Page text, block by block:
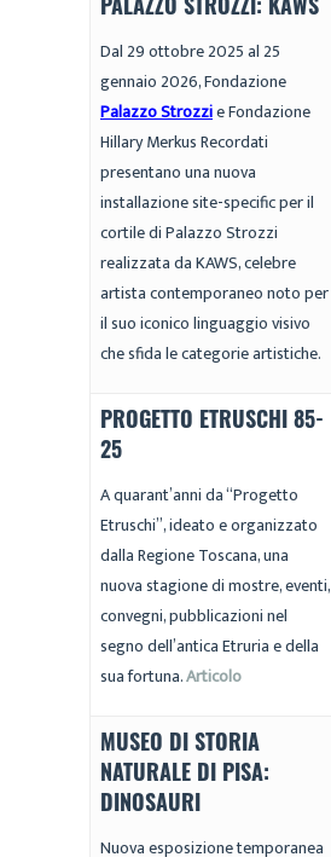
Dal 29 ottobre 2025 al 25
gennaio 2026, Fondazione
Palazzo Strozzie Fondazione
Hillary Merkus Recordati
presentano una nuova
installazione site-specific per il
cortile di Palazzo Strozzi
realizzata da KAWS, celebre
artista contemporaneo noto per
il suo iconico linguaggio visivo
che sfida le categorie artistiche.
PROGETTO ETRUSCHI 85-
25
A quarant’anni da “Progetto
Etruschi”, ideato e organizzato
dalla Regione Toscana, una
nuova stagione di mostre, eventi,
convegni, pubblicazioni nel
segno dell’antica Etruria e della
sua fortuna.Articolo
MUSEO DI STORIA
NATURALE DI PISA:
DINOSAURI
Nuova esposizione temporanea